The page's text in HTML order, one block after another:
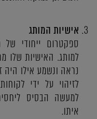
אישיות המותג
ספקטרום ייחודי של
למותג. האישיות שלו
נראה ונשמע אילו
לזיהוי על ידי
למעשה הבסיס
איתו.